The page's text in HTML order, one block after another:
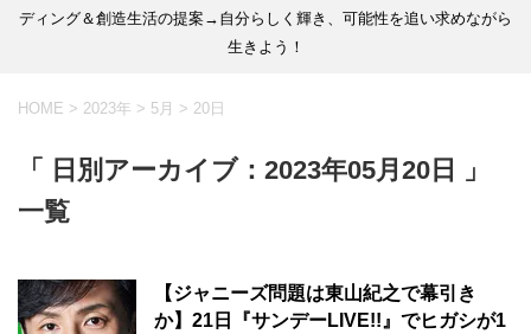
ディング＆創造生活の提案→自分らしく輝き、可能性を追い求めながら
生きよう！
HOME > 2023年 > 5月 > 20日
「 日別アーカイブ：2023年05月20日 」
一覧
【ジャニーズ問題は東山紀之で幕引き
か】21日『サンデーLIVE!!』でヒガシが1